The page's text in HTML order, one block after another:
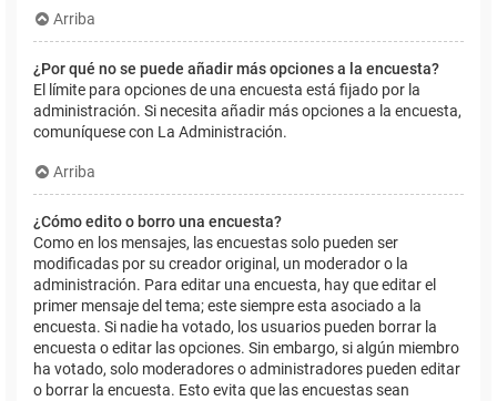
Arriba
¿Por qué no se puede añadir más opciones a la encuesta?
El límite para opciones de una encuesta está fijado por la
administración. Si necesita añadir más opciones a la encuesta,
comuníquese con La Administración.
Arriba
¿Cómo edito o borro una encuesta?
Como en los mensajes, las encuestas solo pueden ser
modificadas por su creador original, un moderador o la
administración. Para editar una encuesta, hay que editar el
primer mensaje del tema; este siempre esta asociado a la
encuesta. Si nadie ha votado, los usuarios pueden borrar la
encuesta o editar las opciones. Sin embargo, si algún miembro
ha votado, solo moderadores o administradores pueden editar
o borrar la encuesta. Esto evita que las encuestas sean